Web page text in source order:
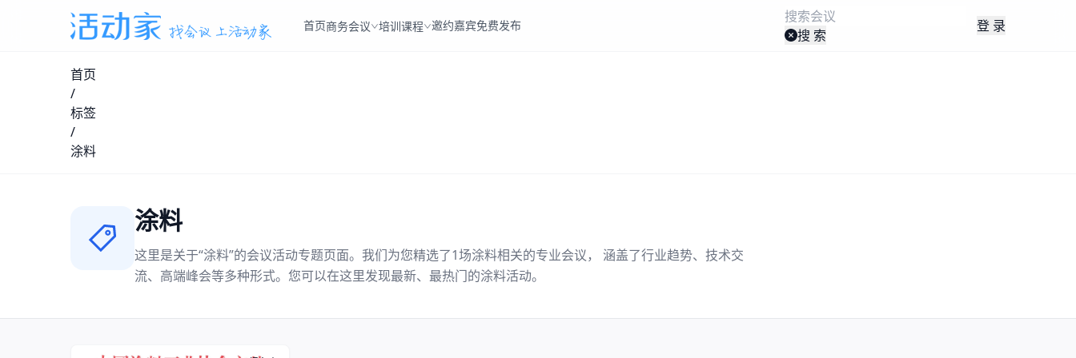
首页商务会议 培训课程 邀约嘉宾免费发布
搜 索
登 录
首页
/
标签
/
涂料
涂料
这里是关于“涂料”的会议活动专题页面。我们为您精选了1场涂料相关的专业会议， 涵盖了行业趋势、技术交
流、高端峰会等多种形式。您可以在这里发现最新、最热门的涂料活动。